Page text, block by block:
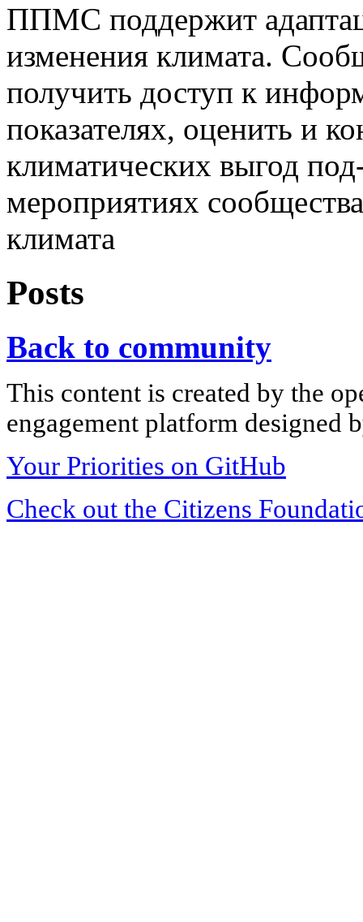
ППМС поддержит
изменения климата.
получить доступ к
показателях, оценить и
климатических выгод
мероприятиях
климата
Posts
Back to community
This content is created by the
engagement platform designed
Your Priorities on GitHub
Check out the Citizens